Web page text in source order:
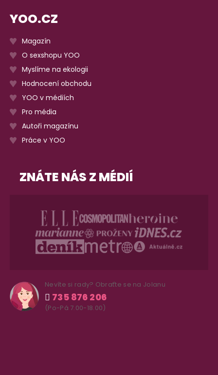
YOO.CZ
Magazín
O sexshopu YOO
Myslíme na ekologii
Hodnocení obchodu
YOO v médiích
Pro média
Autoři magazínu
Práce v YOO
ZNÁTE NÁS Z MÉDIÍ
Nevíte si rady? Obraťte se na Jolanu
735 876 206
(Po-Pá 7.00-18.00)